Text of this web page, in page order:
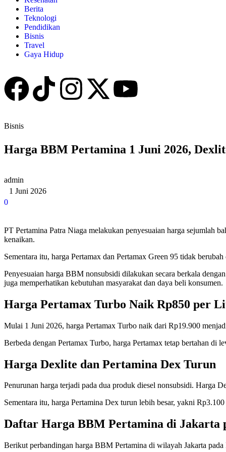
Berita
Teknologi
Pendidikan
Bisnis
Travel
Gaya Hidup
Bisnis
Harga BBM Pertamina 1 Juni 2026,
admin
1 Juni 2026
0
PT Pertamina Patra Niaga melakukan penyesuaian harga sejumlah
kenaikan.
Sementara itu, harga Pertamax dan Pertamax Green 95 tidak
Penyesuaian harga BBM nonsubsidi dilakukan secara berkala
juga memperhatikan kebutuhan masyarakat dan daya beli konsumen.
Harga Pertamax Turbo Naik Rp850 per
Mulai 1 Juni 2026, harga Pertamax Turbo naik dari Rp19.900
Berbeda dengan Pertamax Turbo, harga Pertamax tetap bertahan
Harga Dexlite dan Pertamina Dex Turun
Penurunan harga terjadi pada dua produk diesel nonsubsidi. Harga
Sementara itu, harga Pertamina Dex turun lebih besar, yakni
Daftar Harga BBM Pertamina di Jakarta
Berikut perbandingan harga BBM Pertamina di wilayah Jakarta